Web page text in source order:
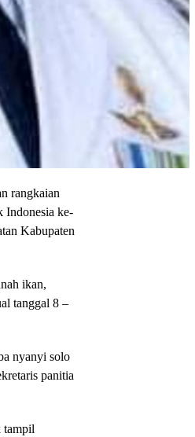
rangkaian
Indonesia ke-
Kabupaten
ikan,
tanggal 8 –
nyanyi solo
panitia
tampil